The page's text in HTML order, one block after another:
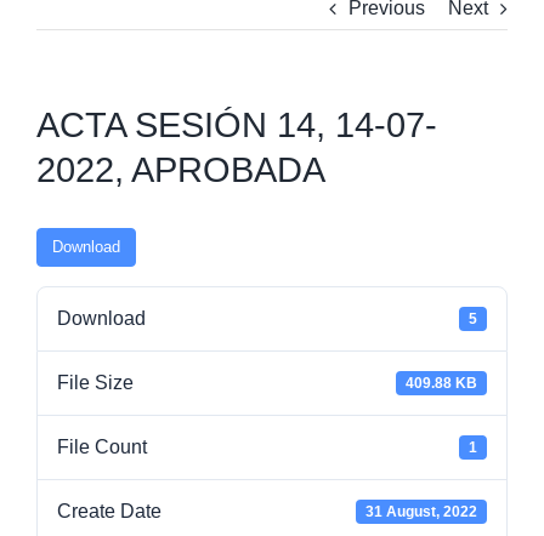
Previous Next
ACTA SESIÓN 14, 14-07-
2022, APROBADA
Download
Download 5
File Size 409.88 KB
File Count 1
Create Date 31 August, 2022